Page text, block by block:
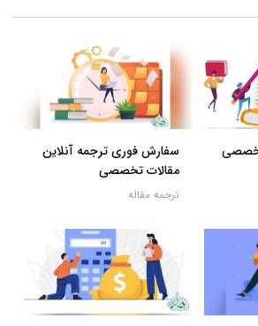
تخصصی
سفارش فوری ترجمه آنلاین
مقالات تخصصی
ترجمه مقاله